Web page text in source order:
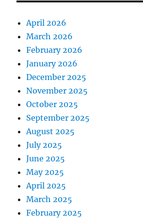
April 2026
March 2026
February 2026
January 2026
December 2025
November 2025
October 2025
September 2025
August 2025
July 2025
June 2025
May 2025
April 2025
March 2025
February 2025